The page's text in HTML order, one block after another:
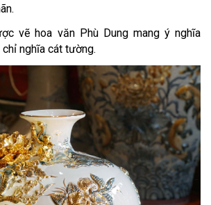
vẽ hoa văn Phù Dung mang ý nghĩa
chỉ nghĩa cát tường.